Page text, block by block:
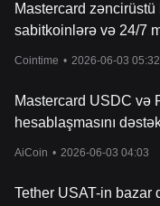
Mastercard
sabitkoinlərə və 24/7
Cointime • 2026-06-03 05:32
Mastercard USDC və
hesablaşmasını
AiCoin • 2026-06-03 04:03
Tether USAT-in bazar